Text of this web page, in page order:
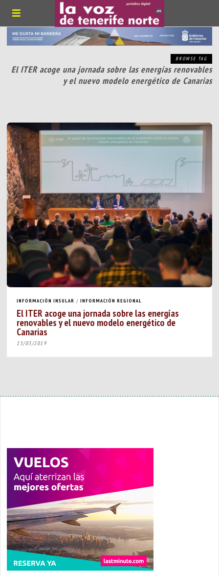
BROWSE TAG
El ITER acoge una jornada sobre las energías renovables
y el nuevo modelo energético de Canarias
INFORMACIÓN INSULAR / INFORMACIÓN REGIONAL
El ITER acoge una jornada sobre las energías
renovables y el nuevo modelo energético de
Canarias
15/03/2019